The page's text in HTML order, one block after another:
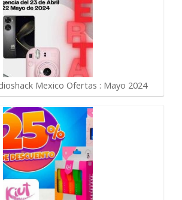
Mexico Ofertas : Mayo 2024